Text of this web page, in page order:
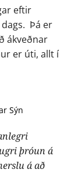
eftir
Þá er
ákveðnar
er úti, allt í
Sýn
þróun á
á að